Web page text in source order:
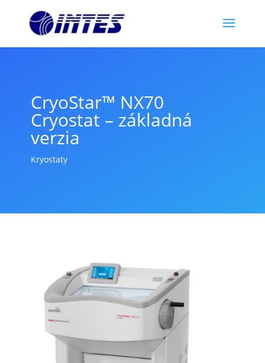
CryoStar™ NX70
Cryostat – základná
verzia
Kryostaty